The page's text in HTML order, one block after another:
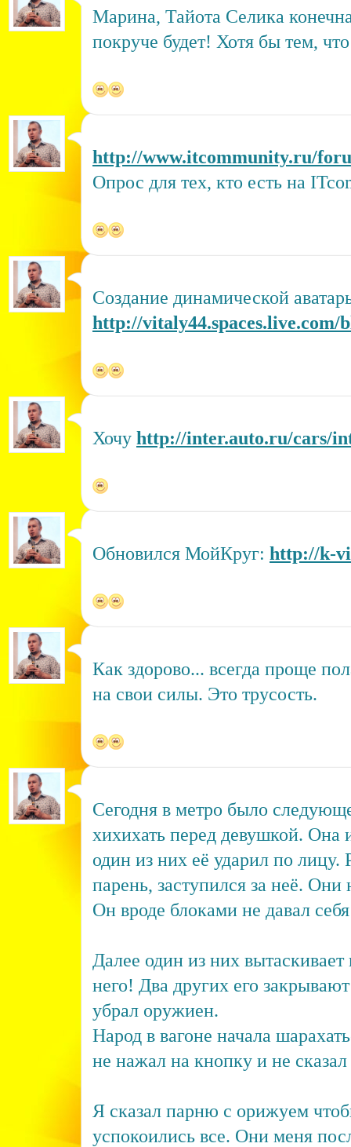
Марина, Тайота Селика
покруче будет! Хотя бы тем,
http://www.itcommunity.ru/
Опрос для тех, кто есть на
Создание динамической
http://vitaly44.spaces.live.com/
Хочу http://inter.auto.ru/cars/
Обновился МойКруг: http://k-
Как здорово... всегда проще
на свои силы. Это трусость.
Сегодня в метро было
хихихать перед девушкой. Она
один из них её ударил по лицу.
парень, заступился за неё. Они
Он вроде блоками не давал
Далее один из них вытаскивает
него! Два других его
убрал оружиен.
Народ в вагоне начала
не нажал на кнопку и не
Я сказал парню с орижуем
успокоились все. Они меня